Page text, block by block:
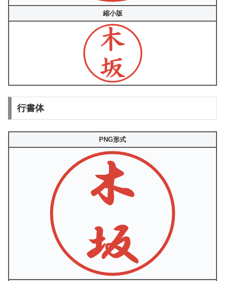
縮小版
行書体
PNG形式